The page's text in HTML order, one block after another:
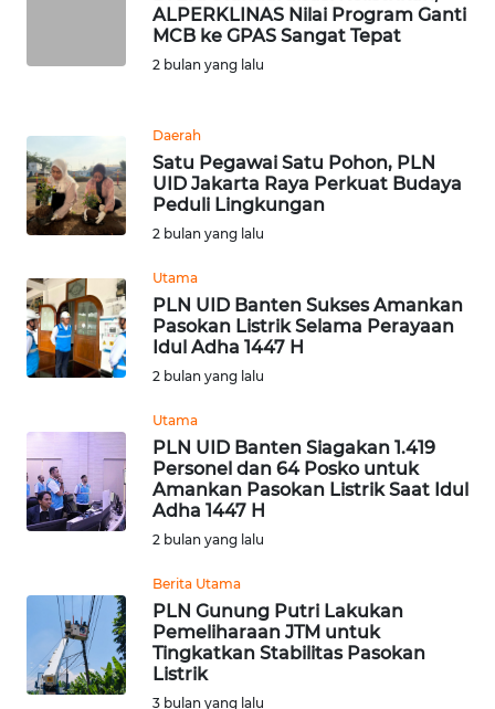
ALPERKLINAS Nilai Program Ganti
MCB ke GPAS Sangat Tepat
2 bulan yang lalu
Daerah
Satu Pegawai Satu Pohon, PLN
UID Jakarta Raya Perkuat Budaya
Peduli Lingkungan
2 bulan yang lalu
Utama
PLN UID Banten Sukses Amankan
Pasokan Listrik Selama Perayaan
Idul Adha 1447 H
2 bulan yang lalu
Utama
PLN UID Banten Siagakan 1.419
Personel dan 64 Posko untuk
Amankan Pasokan Listrik Saat Idul
Adha 1447 H
2 bulan yang lalu
Berita Utama
PLN Gunung Putri Lakukan
Pemeliharaan JTM untuk
Tingkatkan Stabilitas Pasokan
Listrik
3 bulan yang lalu
WN
WN
SULBAR
WN
WN
SUMBAR
WN
BENGKULU
WN
JATENG